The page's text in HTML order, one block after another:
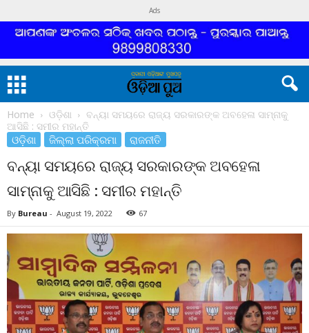
Ads
Home ଓଡ଼ିଶା
ବନ୍ୟା ସମୟରେ ରାଜ୍ୟ ସରକାରଙ୍କ ଅବହେଳା ସାମ୍ନାକୁ
ଆସିଛି : ସମୀର ମହାନ୍ତି
ଓଡ଼ିଶା ଜିଲ୍ଲା ପରିକ୍ରମା ରାଜନୀତି
ବନ୍ୟା ସମୟରେ ରାଜ୍ୟ ସରକାରଙ୍କ ଅବହେଳା
ସାମ୍ନାକୁ ଆସିଛି : ସମୀର ମହାନ୍ତି
By Bureau - August 19, 2022 67